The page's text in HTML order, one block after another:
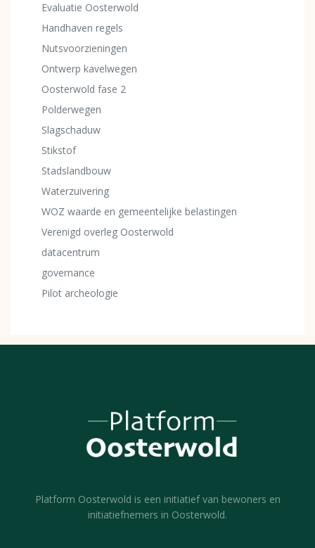
Evaluatie Oosterwold
Handhaven regels
Nutsvoorzieningen
Ontwerp kavelwegen
Oosterwold fase 2
Polderwegen
Slagschaduw
Stikstof
Stadslandbouw
Waterzuivering
WOZ waarde en gemeentelijke belastingen
Verenigd overleg Oosterwold
datacentrum
governance
Pilot archeologie
Platform Oosterwold is een initiatief van bewoners en
initiatiefnemers in Oosterwold.